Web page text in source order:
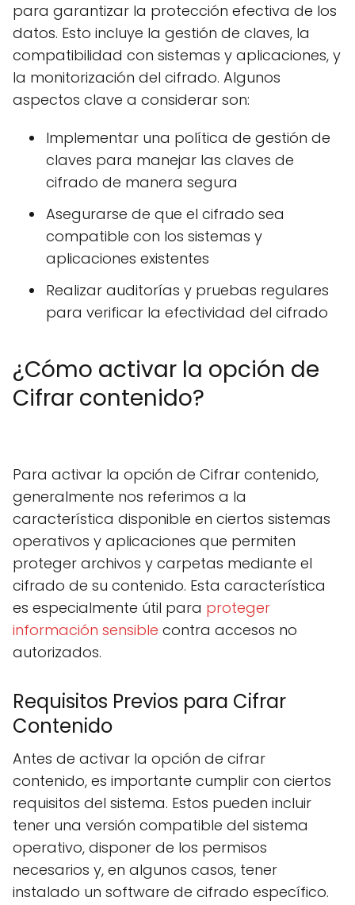
para garantizar la protección efectiva de los
datos. Esto incluye la gestión de claves, la
compatibilidad con sistemas y aplicaciones, y
la monitorización del cifrado. Algunos
aspectos clave a considerar son:
Implementar una política de gestión de
claves para manejar las claves de
cifrado de manera segura
Asegurarse de que el cifrado sea
compatible con los sistemas y
aplicaciones existentes
Realizar auditorías y pruebas regulares
para verificar la efectividad del cifrado
¿Cómo activar la opción de
Cifrar contenido?
Para activar la opción de Cifrar contenido,
generalmente nos referimos a la
característica disponible en ciertos sistemas
operativos y aplicaciones que permiten
proteger archivos y carpetas mediante el
cifrado de su contenido. Esta característica
es especialmente útil para proteger
información sensible contra accesos no
autorizados.
Requisitos Previos para Cifrar
Contenido
Antes de activar la opción de cifrar
contenido, es importante cumplir con ciertos
requisitos del sistema. Estos pueden incluir
tener una versión compatible del sistema
operativo, disponer de los permisos
necesarios y, en algunos casos, tener
instalado un software de cifrado específico.